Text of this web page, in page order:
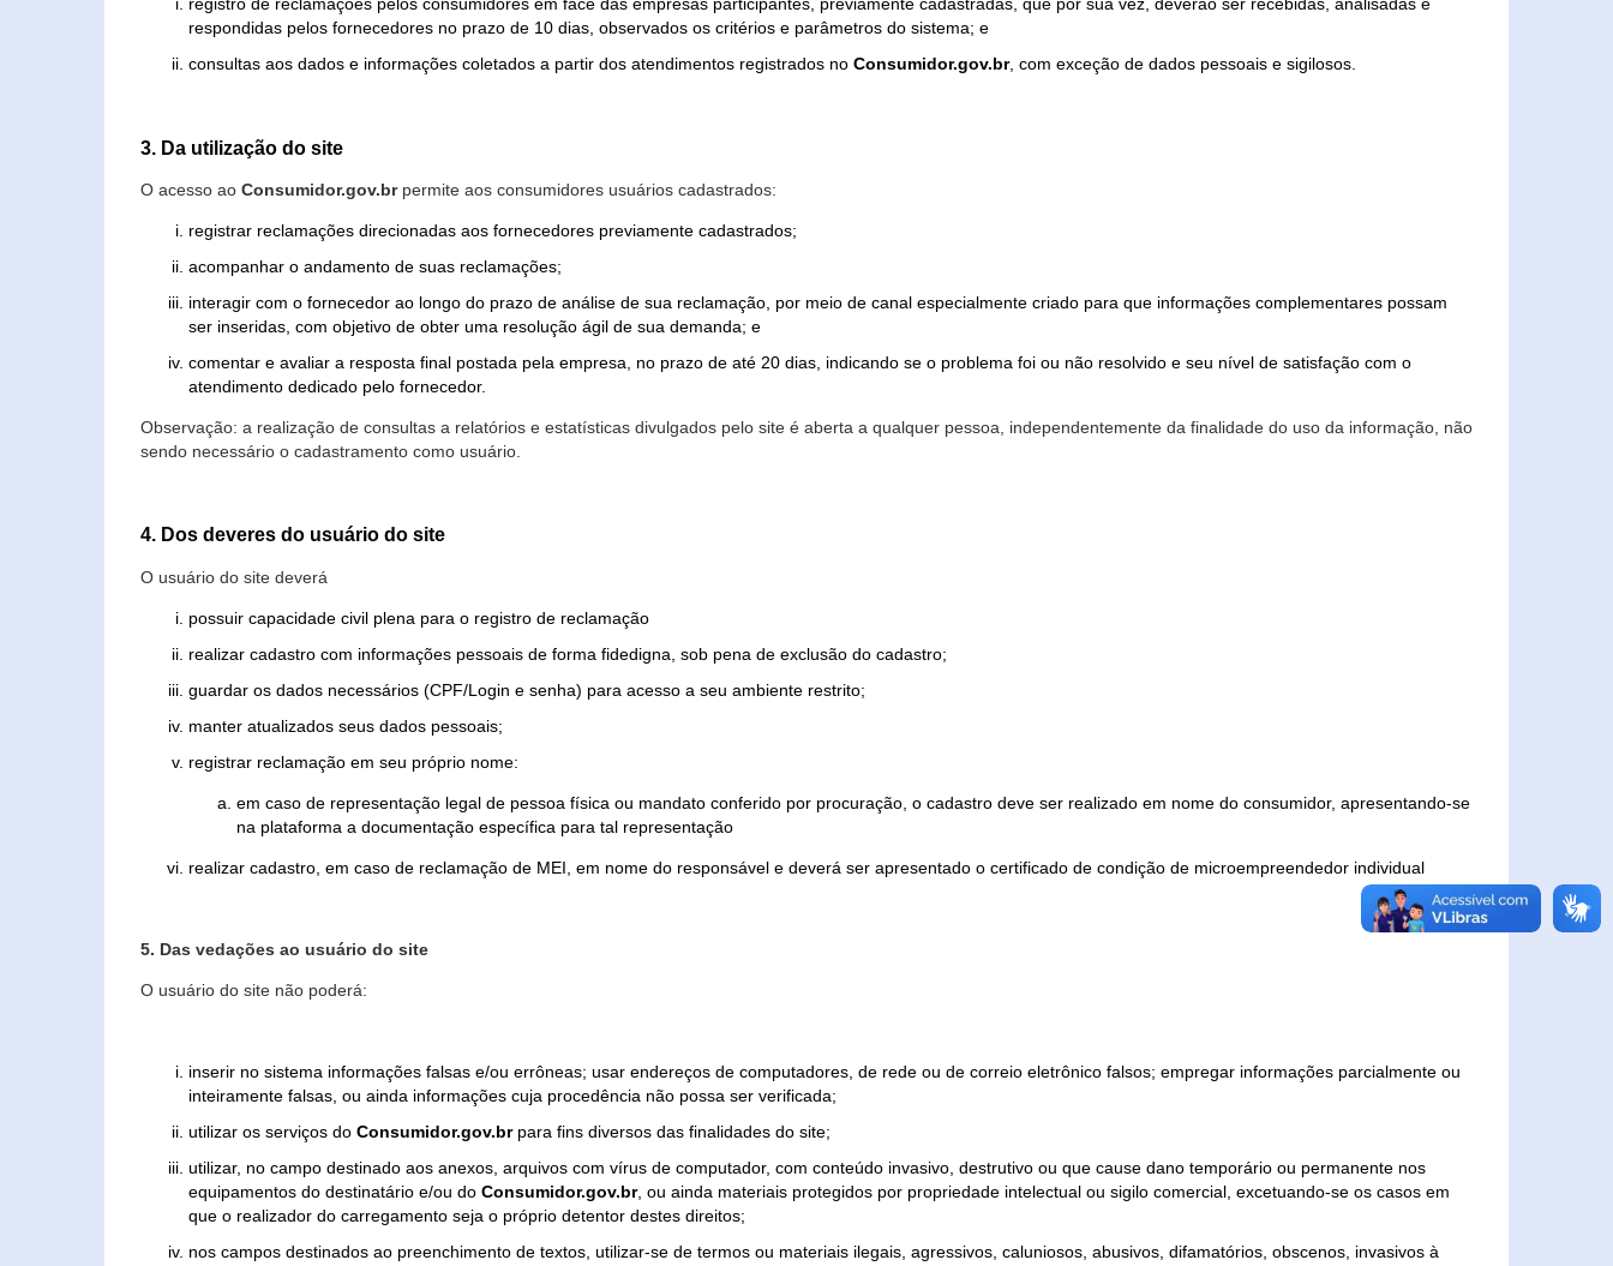
registro de reclamações pelos consumidores em face das empresas participantes, previamente cadastradas, que por sua vez, deverão ser recebidas, analisadas e
respondidas pelos fornecedores no prazo de 10 dias, observados os critérios e parâmetros do sistema; e
consultas aos dados e informações coletados a partir dos atendimentos registrados no Consumidor.gov.br, com exceção de dados pessoais e sigilosos.
3. Da utilização do site
O acesso ao Consumidor.gov.brpermite aos consumidores usuários cadastrados:
registrar reclamações direcionadas aos fornecedores previamente cadastrados;
acompanhar o andamento de suas reclamações;
interagir com o fornecedor ao longo do prazo de análise de sua reclamação, por meio de canal especialmente criado para que informações complementares possam
ser inseridas, com objetivo de obter uma resolução ágil de sua demanda; e
comentar e avaliar a resposta final postada pela empresa, no prazo de até 20 dias, indicando se o problema foi ou não resolvido e seu nível de satisfação com o
atendimento dedicado pelo fornecedor.
Observação: a realização de consultas a relatórios e estatísticas divulgados pelo site é aberta a qualquer pessoa, independentemente da finalidade do uso da informação, não
sendo necessário o cadastramento como usuário.
4. Dos deveres do usuário do site
O usuário do site deverá
possuir capacidade civil plena para o registro de reclamação
realizar cadastro com informações pessoais de forma fidedigna, sob pena de exclusão do cadastro;
guardar os dados necessários (CPF/Login e senha) para acesso a seu ambiente restrito;
manter atualizados seus dados pessoais;
registrar reclamação em seu próprio nome:
em caso de representação legal de pessoa física ou mandato conferido por procuração, o cadastro deve ser realizado em nome do consumidor, apresentando-se
na plataforma a documentação específica para tal representação
realizar cadastro, em caso de reclamação de MEI, em nome do responsável e deverá ser apresentado o certificado de condição de microempreendedor individual
5. Das vedações ao usuário do site
O usuário do site não poderá:
inserir no sistema informações falsas e/ou errôneas; usar endereços de computadores, de rede ou de correio eletrônico falsos; empregar informações parcialmente ou
inteiramente falsas, ou ainda informações cuja procedência não possa ser verificada;
utilizar os serviços do Consumidor.gov.brpara fins diversos das finalidades do site;
utilizar, no campo destinado aos anexos, arquivos com vírus de computador, com conteúdo invasivo, destrutivo ou que cause dano temporário ou permanente nos
equipamentos do destinatário e/ou do Consumidor.gov.br, ou ainda materiais protegidos por propriedade intelectual ou sigilo comercial, excetuando-se os casos em
que o realizador do carregamento seja o próprio detentor destes direitos;
nos campos destinados ao preenchimento de textos, utilizar-se de termos ou materiais ilegais, agressivos, caluniosos, abusivos, difamatórios, obscenos, invasivos à